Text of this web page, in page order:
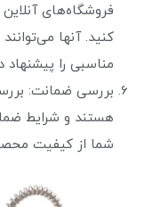
فروشگاه‌های
کنید. آنها
مناسبی را پیشنهاد
بررسی ضمانت:
هستند و شرایط
شما از کیفیت